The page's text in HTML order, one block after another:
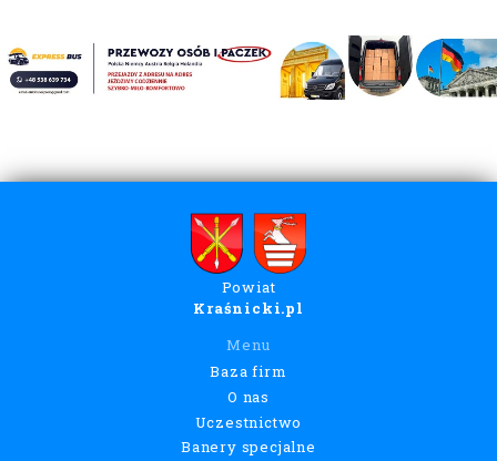
Powiat
Kraśnicki.pl
Menu
Baza firm
O nas
Uczestnictwo
Banery specjalne